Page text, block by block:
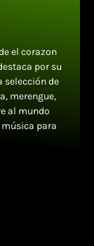
el corazon
por su
selección de
merengue,
al mundo
para